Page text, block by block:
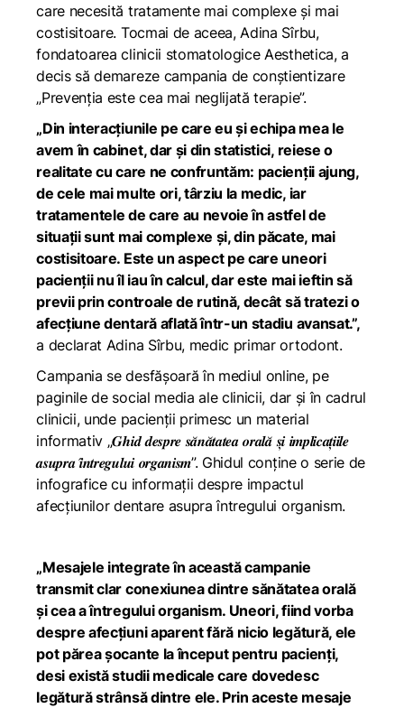
care necesită tratamente mai complexe și mai
costisitoare. Tocmai de aceea, Adina Sîrbu,
fondatoarea clinicii stomatologice Aesthetica, a
decis să demareze campania de conștientizare
„Prevenția este cea mai neglijată terapie”.
„Din interacțiunile pe care eu și echipa mea le
avem în cabinet, dar și din statistici, reiese o
realitate cu care ne confruntăm: pacienții ajung,
de cele mai multe ori, târziu la medic, iar
tratamentele de care au nevoie în astfel de
situații sunt mai complexe și, din păcate, mai
costisitoare. Este un aspect pe care uneori
pacienții nu îl iau în calcul, dar este mai ieftin să
previi prin controale de rutină, decât să tratezi o
afecțiune dentară aflată într-un stadiu avansat.”,
a declarat Adina Sîrbu, medic primar ortodont.
Campania se desfășoară în mediul online, pe
paginile de social media ale clinicii, dar și în cadrul
clinicii, unde pacienții primesc un material
informativ „𝑮𝒉𝒊𝒅 𝒅𝒆𝒔𝒑𝒓𝒆 𝒔𝒂̆𝒏𝒂̆𝒕𝒂𝒕𝒆𝒂 𝒐𝒓𝒂𝒍𝒂̆ 𝒔̦𝒊 𝒊𝒎𝒑𝒍𝒊𝒄𝒂𝒕̦𝒊𝒊𝒍𝒆
𝒂𝒔𝒖𝒑𝒓𝒂 𝒊̂𝒏𝒕𝒓𝒆𝒈𝒖𝒍𝒖𝒊 𝒐𝒓𝒈𝒂𝒏𝒊𝒔𝒎”. Ghidul conține o serie de
infografice cu informații despre impactul
afecțiunilor dentare asupra întregului organism.
„Mesajele integrate în această campanie
transmit clar conexiunea dintre sănătatea orală
și cea a întregului organism. Uneori, fiind vorba
despre afecțiuni aparent fără nicio legătură, ele
pot părea șocante la început pentru pacienți,
desi există studii medicale care dovedesc
legătură strânsă dintre ele. Prin aceste mesaje